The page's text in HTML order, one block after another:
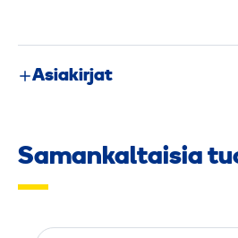
Asiakirjat
Samankaltaisia